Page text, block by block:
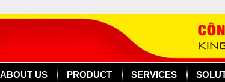
ABOUT US PRODUCT SERVICES